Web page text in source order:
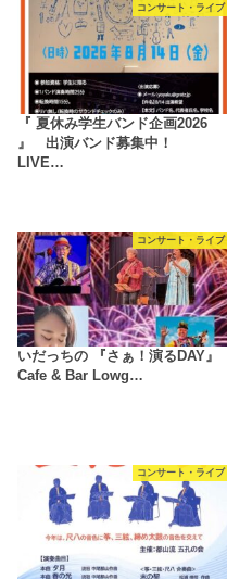
コンサート・ライブ
『 夏休み学生バンド企画2026
』 出演バンド募集中！
LIVE…
コンサート・ライブ
いだっちの 『さぁ！演るDAY』
Cafe & Bar Lowg…
コンサート・ライブ